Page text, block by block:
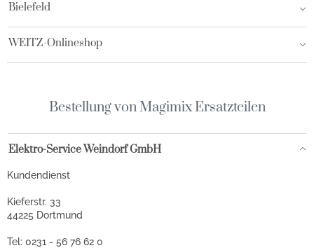
Bielefeld
WEITZ-Onlineshop
Bestellung von Magimix Ersatzteilen
Elektro-Service Weindorf GmbH
Kundendienst
Kieferstr. 33
44225 Dortmund
Tel: 0231 - 56 76 62 0